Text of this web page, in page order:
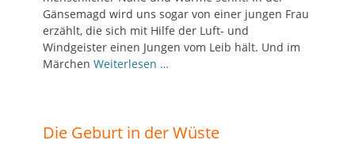
Gänsemagd wird uns sogar von einer jungen Frau
erzählt, die sich mit Hilfe der Luft- und
Windgeister einen Jungen vom Leib hält. Und im
Märchen Weiterlesen …
Die Geburt in der Wüste